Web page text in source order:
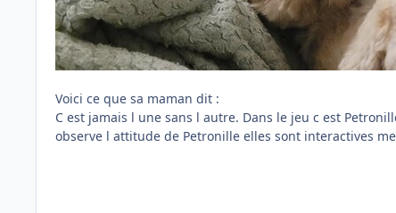
Voici ce que sa maman dit :
C est jamais l une sans l autre. Dans le jeu c est
observe l attitude de Petronille elles sont interactives